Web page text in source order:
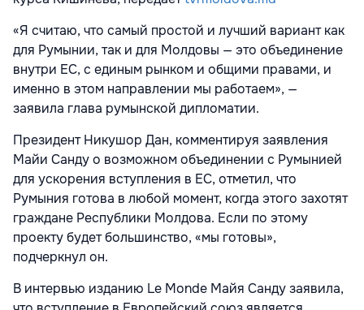
«Я считаю, что самый простой и лучший вариант как
для Румынии, так и для Молдовы — это объединение
внутри ЕС, с единым рынком и общими правами, и
именно в этом направлении мы работаем», —
заявила глава румынской дипломатии.
Президент Никушор Дан, комментируя заявления
Майи Санду о возможном объединении с Румынией
для ускорения вступления в ЕС, отметил, что
Румыния готова в любой момент, когда этого захотят
граждане Республики Молдова. Если по этому
проекту будет большинство, «мы готовы»,
подчеркнул он.
В интервью изданию Le Monde Майя Санду заявила,